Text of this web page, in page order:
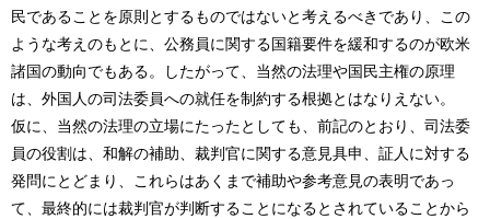
民であることを原則とするものではないと考えるべきであり、この
ような考えのもとに、公務員に関する国籍要件を緩和するのが欧米
諸国の動向でもある。したがって、当然の法理や国民主権の原理
は、外国人の司法委員への就任を制約する根拠とはなりえない。
仮に、当然の法理の立場にたったとしても、前記のとおり、司法委
員の役割は、和解の補助、裁判官に関する意見具申、証人に対する
発問にとどまり、これらはあくまで補助や参考意見の表明であっ
て、最終的には裁判官が判断することになるとされていることから